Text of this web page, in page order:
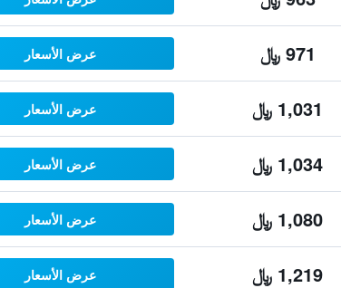
971 ﷼ عرض الأسعار
1,031 ﷼ عرض الأسعار
1,034 ﷼ عرض الأسعار
1,080 ﷼ عرض الأسعار
1,219 ﷼ عرض الأسعار